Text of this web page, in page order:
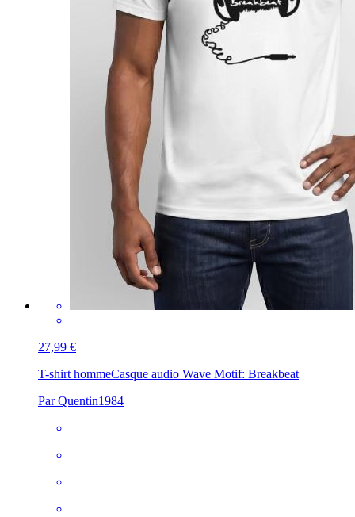
27,99 €
T-shirt hommeCasque audio Wave Motif: Breakbeat
Par Quentin1984